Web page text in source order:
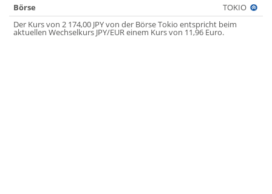
Börse
TOKIO
Der Kurs von 2 174,00 JPY von der Börse Tokio entspricht beim
aktuellen Wechselkurs JPY/EUR einem Kurs von 11,96 Euro.